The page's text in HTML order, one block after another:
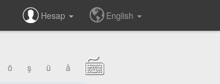
Hesap English
ö ş ü â